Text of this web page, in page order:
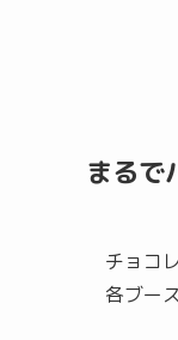
まるで
チョコ
各ブー